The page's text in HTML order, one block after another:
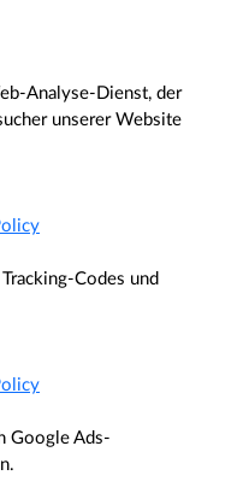
Analyse-Dienst, der
unserer Website
Codes und
Google Ads-